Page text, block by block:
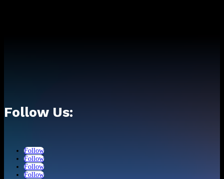
Follow Us:
Follow
Follow
Follow
Follow